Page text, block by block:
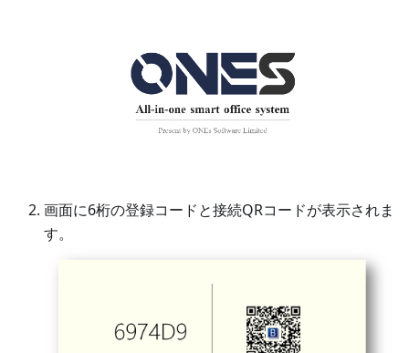
画面に6桁の登録コードと接続QRコードが表示されま
す。